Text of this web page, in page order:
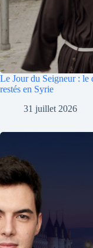
Le Jour du Seigneur : le
restés en Syrie
31 juillet 2026